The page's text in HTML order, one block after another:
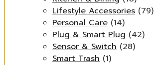
Lifestyle Accessories (79)
Personal Care (14)
Plug & Smart Plug (42)
Sensor & Switch (28)
Smart Trash (1)